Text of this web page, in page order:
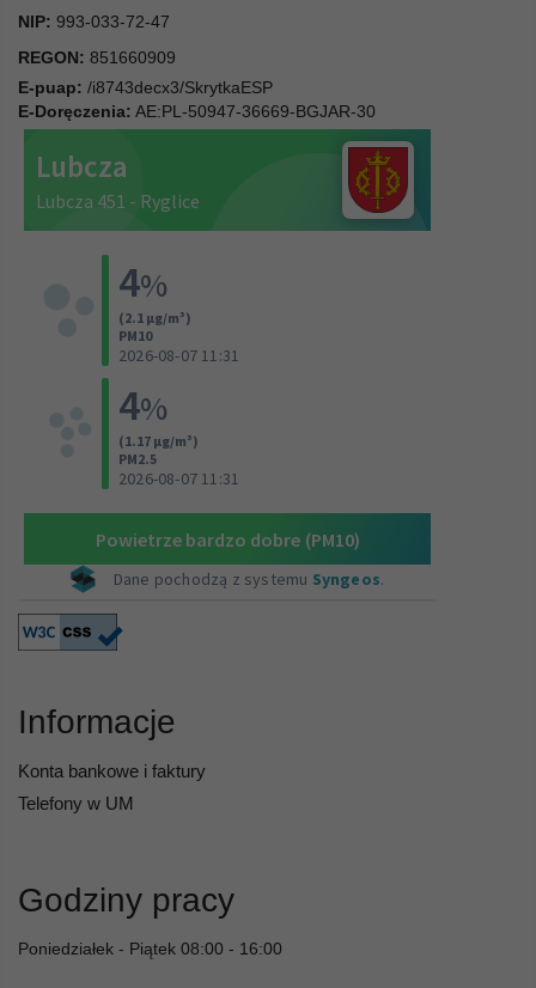
NIP: 993-033-72-47
REGON: 851660909
E-puap: /i8743decx3/SkrytkaESP
E-Doręczenia: AE:PL-50947-36669-BGJAR-30
Informacje
Konta bankowe i faktury
Telefony w UM
Godziny pracy
Poniedziałek - Piątek 08:00 - 16:00